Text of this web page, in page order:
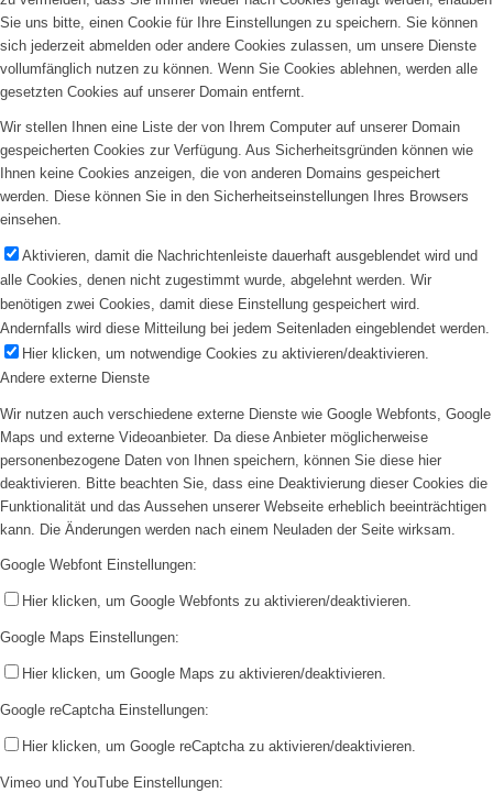
Sie uns bitte, einen Cookie für Ihre Einstellungen zu speichern. Sie können
sich jederzeit abmelden oder andere Cookies zulassen, um unsere Dienste
vollumfänglich nutzen zu können. Wenn Sie Cookies ablehnen, werden alle
gesetzten Cookies auf unserer Domain entfernt.
Wir stellen Ihnen eine Liste der von Ihrem Computer auf unserer Domain
gespeicherten Cookies zur Verfügung. Aus Sicherheitsgründen können wie
Ihnen keine Cookies anzeigen, die von anderen Domains gespeichert
werden. Diese können Sie in den Sicherheitseinstellungen Ihres Browsers
einsehen.
Aktivieren, damit die Nachrichtenleiste dauerhaft ausgeblendet wird und
alle Cookies, denen nicht zugestimmt wurde, abgelehnt werden. Wir
benötigen zwei Cookies, damit diese Einstellung gespeichert wird.
Andernfalls wird diese Mitteilung bei jedem Seitenladen eingeblendet werden.
Hier klicken, um notwendige Cookies zu aktivieren/deaktivieren.
Andere externe Dienste
Wir nutzen auch verschiedene externe Dienste wie Google Webfonts, Google
Maps und externe Videoanbieter. Da diese Anbieter möglicherweise
personenbezogene Daten von Ihnen speichern, können Sie diese hier
deaktivieren. Bitte beachten Sie, dass eine Deaktivierung dieser Cookies die
Funktionalität und das Aussehen unserer Webseite erheblich beeinträchtigen
kann. Die Änderungen werden nach einem Neuladen der Seite wirksam.
Google Webfont Einstellungen:
Hier klicken, um Google Webfonts zu aktivieren/deaktivieren.
Google Maps Einstellungen:
Hier klicken, um Google Maps zu aktivieren/deaktivieren.
Google reCaptcha Einstellungen:
Hier klicken, um Google reCaptcha zu aktivieren/deaktivieren.
Vimeo und YouTube Einstellungen: